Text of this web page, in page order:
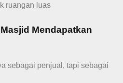
ruangan luas
Mendapatkan
sebagai penjual, tapi sebagai